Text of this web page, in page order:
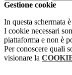
Gestione cookie
In questa schermata
I cookie necessari
piattaforma e non è
Per conoscere quali
visionare la